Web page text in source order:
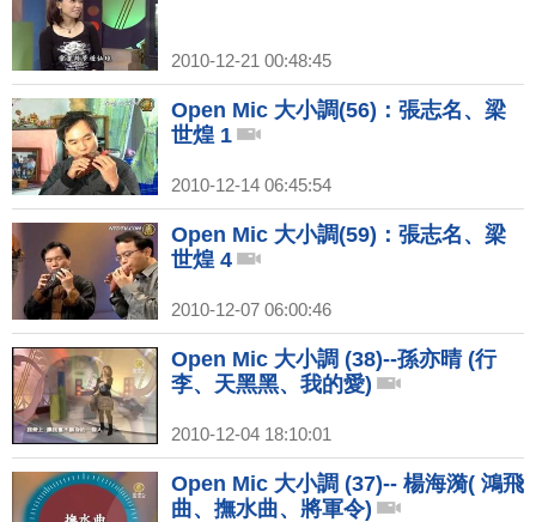
2010-12-21 00:48:45
Open Mic 大小調(56)：張志名、梁
世煌 1
2010-12-14 06:45:54
Open Mic 大小調(59)：張志名、梁
世煌 4
2010-12-07 06:00:46
Open Mic 大小調 (38)--孫亦晴 (行
李、天黑黑、我的愛)
2010-12-04 18:10:01
Open Mic 大小調 (37)-- 楊海漪( 鴻飛
曲、撫水曲、將軍令)